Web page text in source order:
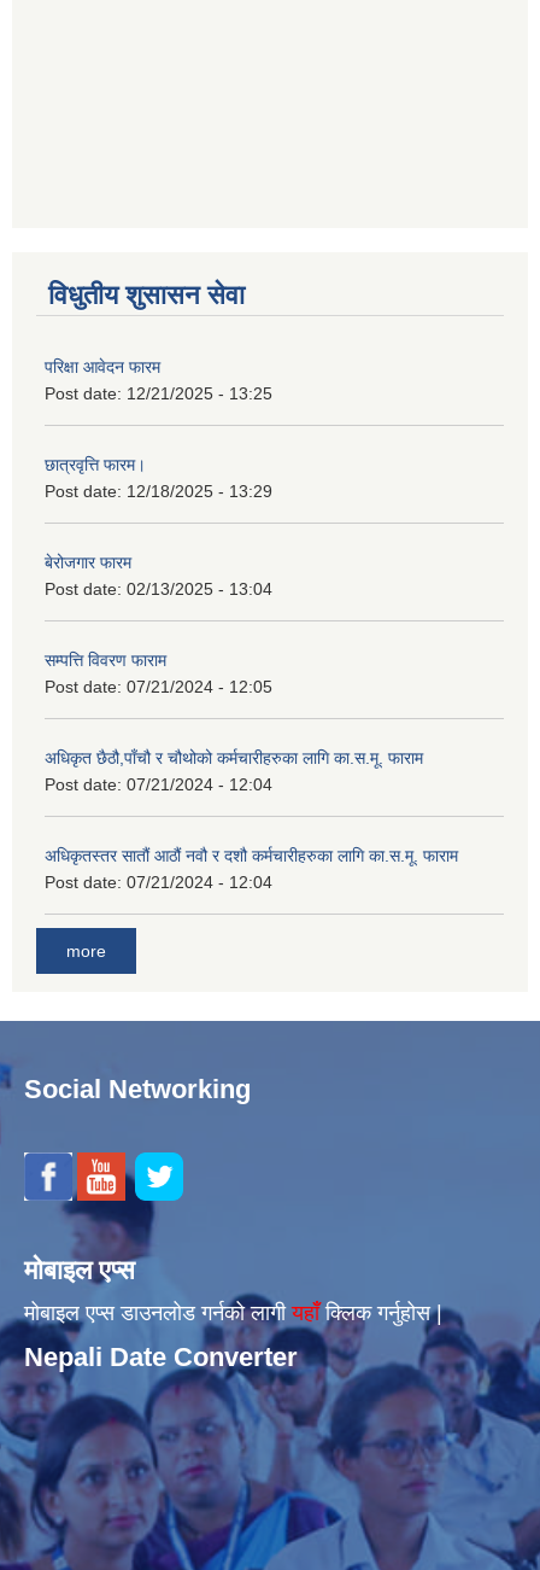
विधुतीय शुसासन सेवा
परिक्षा आवेदन फारम
Post date: 12/21/2025 - 13:25
छात्रवृत्ति फारम।
Post date: 12/18/2025 - 13:29
बेरोजगार फारम
Post date: 02/13/2025 - 13:04
सम्पत्ति विवरण फाराम
Post date: 07/21/2024 - 12:05
अधिकृत छैठौ,पाँचौ र चौथोको कर्मचारीहरुका लागि का.स.मू. फाराम
Post date: 07/21/2024 - 12:04
अधिकृतस्तर सातौं आठौं नवौ र दशौ कर्मचारीहरुका लागि का.स.मू. फाराम
Post date: 07/21/2024 - 12:04
more
Social Networking
मोबाइल एप्स
मोबाइल एप्स डाउनलोड गर्नको लागीयहाँँक्लिक गर्नुहोस |
Nepali Date Converter